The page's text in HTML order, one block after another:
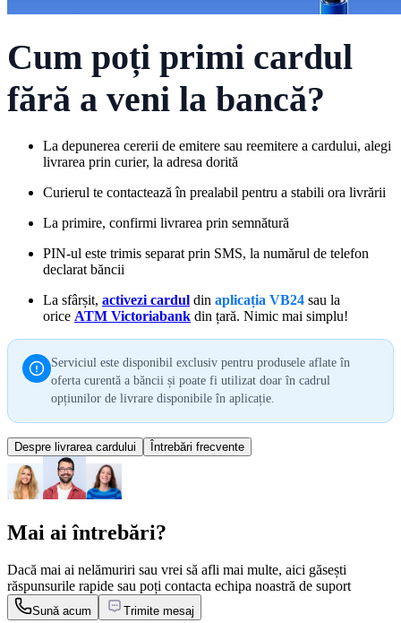
Cum poți primi cardul
fără a veni la bancă?
La depunerea cererii de emitere sau reemitere a cardului, alegi
livrarea prin curier, la adresa dorită
Curierul te contactează în prealabil pentru a stabili ora livrării
La primire, confirmi livrarea prin semnătură
PIN-ul este trimis separat prin SMS, la numărul de telefon
declarat băncii
La sfârșit, activezi cardul din aplicația VB24 sau la
orice ATM Victoriabank din țară. Nimic mai simplu!
Serviciul este disponibil exclusiv pentru produsele aflate în
oferta curentă a băncii și poate fi utilizat doar în cadrul
opțiunilor de livrare disponibile în aplicație.
Despre livrarea cardului Întrebări frecvente
Mai ai întrebări?
Dacă mai ai nelămuriri sau vrei să afli mai multe, aici găsești
răspunsurile rapide sau poți contacta echipa noastră de suport
Sună acum Trimite mesaj